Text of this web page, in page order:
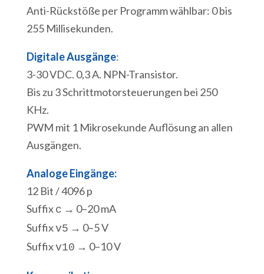
Anti-Rückstöße per Programm wählbar: 0 bis
255 Millisekunden.
Digitale Ausgänge:
3-30 VDC. 0,3 A. NPN-Transistor.
Bis zu 3 Schrittmotorsteuerungen bei 250
KHz.
PWM mit 1 Mikrosekunde Auflösung an allen
Ausgängen.
Analoge Eingänge:
12 Bit / 4096 p
Suffix c → 0–20 mA
Suffixv5 → 0–5 V
Suffixv10 → 0–10 V